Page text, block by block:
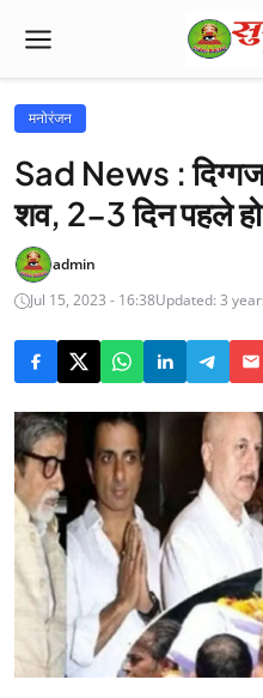
मनोरंजन
Sad News : दिग्गज
शव, 2-3 दिन पहले
admin
Jul 15, 2023 - 16:38Updated: 3